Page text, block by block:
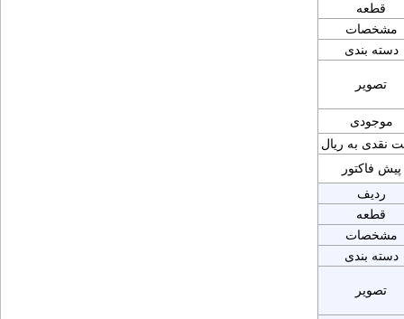
قطعه
مشخصات
دسته بندی
تصویر
موجودی
نقدی به ریال
پیش فاکتور
ردیف
قطعه
مشخصات
دسته بندی
تصویر